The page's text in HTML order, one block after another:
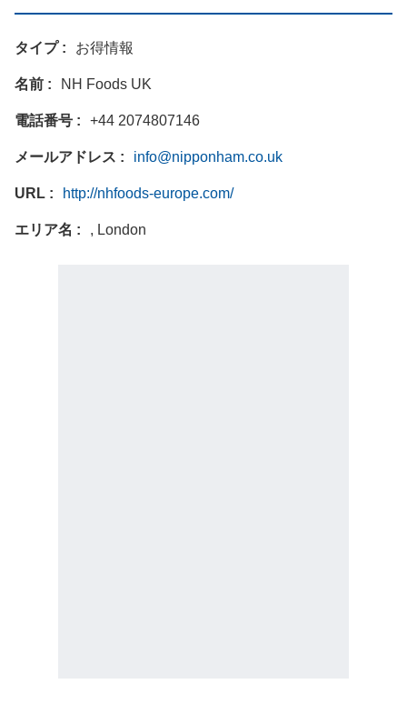
タイプ お得情報
名前 NH Foods UK
電話番号 +44 2074807146
メールアドレス info@nipponham.co.uk
URL http://nhfoods-europe.com/
エリア名 , London